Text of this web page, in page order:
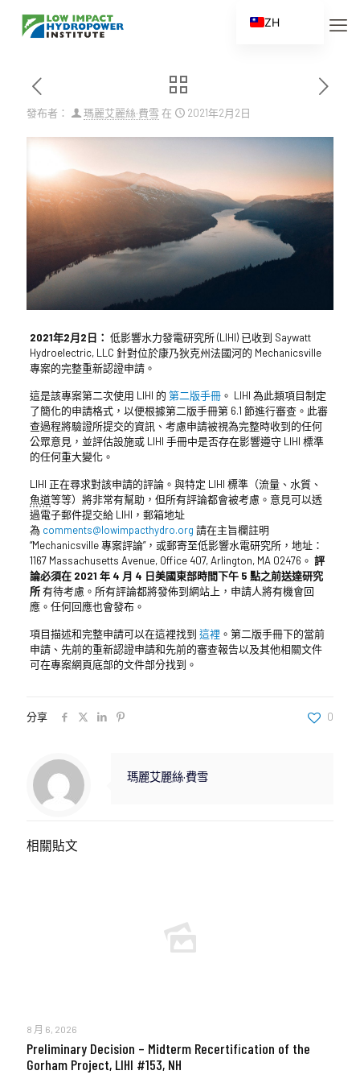
發布者： 瑪麗艾麗絲·費雪 在 2021年2月2日
2021年2月2日： 低影響水力發電研究所 (LIHI) 已收到 Saywatt
Hydroelectric, LLC 針對位於康乃狄克州法國河的 Mechanicsville
專案的完整重新認證申請。
這是該專案第二次使用 LIHI 的 第二版手冊。 LIHI 為此類項目制定
了簡化的申請格式，以便根據第二版手冊第 6.1 節進行審查。此審
查過程將驗證所提交的資訊、考慮申請被視為完整時收到的任何
公眾意見，並評估設施或 LIHI 手冊中是否存在影響遵守 LIHI 標準
的任何重大變化。
LIHI 正在尋求對該申請的評論。與特定 LIHI 標準（流量、水質、
魚道等等）將非常有幫助，但所有評論都會被考慮。意見可以透
過電子郵件提交給 LIHI，郵箱地址
為 comments@lowimpacthydro.org 請在主旨欄註明
“Mechanicsville 專案評論”，或郵寄至低影響水電研究所，地址：
1167 Massachusetts Avenue, Office 407, Arlington, MA 02476。 評
論必須在 2021 年 4 月 4 日美國東部時間下午 5 點之前送達研究
所有待考慮。所有評論都將發佈到網站上，申請人將有機會回
應。任何回應也會發布。
項目描述和完整申請可以在這裡找到 這裡 。第二版手冊下的當前
申請、先前的重新認證申請和先前的審查報告以及其他相關文件
可在專案網頁底部的文件部分找到。
分享 0
瑪麗艾麗絲·費雪
相關貼文
8 月 6, 2026
Preliminary Decision – Midterm Recertification of the
Gorham Project, LIHI #153, NH
ZH